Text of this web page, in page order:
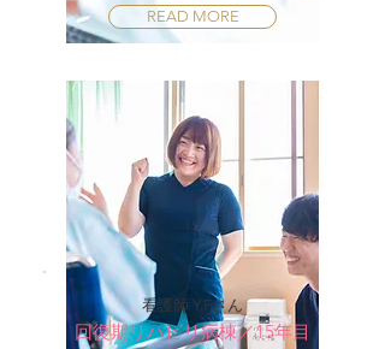
READ MORE
看護師 Y.Fさん
回復期リハビリ病棟／15年目